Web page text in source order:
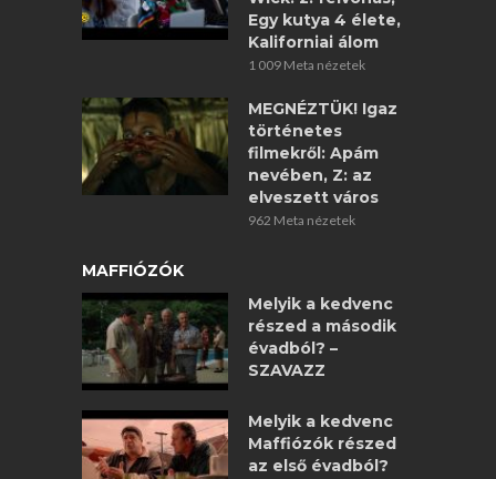
Egy kutya 4 élete,
Kaliforniai álom
1 009 Meta nézetek
MEGNÉZTÜK! Igaz
történetes
filmekről: Apám
nevében, Z: az
elveszett város
962 Meta nézetek
MAFFIÓZÓK
Melyik a kedvenc
részed a második
évadból? –
SZAVAZZ
Melyik a kedvenc
Maffiózók részed
az első évadból?